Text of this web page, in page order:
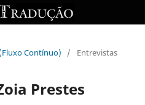
Contínuo)
/ Entrevistas
Prestes